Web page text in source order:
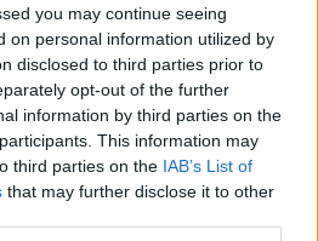
you may continue seeing
on personal information utilized by
disclosed to third parties prior to
opt-out of the further
information by third parties on the
This information may
third parties on the IAB’s List of
that may further disclose it to other
pubblici
di 8 aiuti o contributi
524.998 euro (2021–2026).
dei contributi previdenziali
lavoratori ( art. 1 comma 10-15